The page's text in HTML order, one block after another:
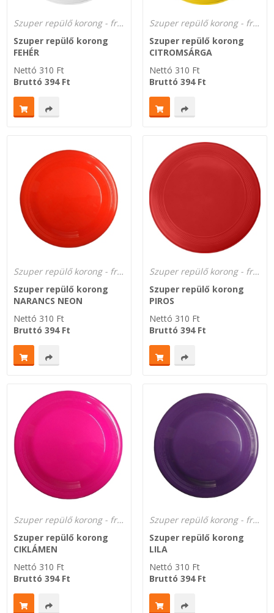
SIMÍTÓZÁRAS TASAK
SZORTÍROZÓ DOBOZ-KÉSZLET
ETETŐTÁL-TIPLI-GRANULÁTUM
TÖMLŐBILINCS
Szuper repülő korong - frizbi dobókorong a gyártótól!
Szuper repülő korong
FEHÉR
Nettó 310 Ft
Bruttó394Ft
Szuper repülő korong - frizbi dobókorong a gyártótól!
Szuper repülő korong
CITROMSÁRGA
Nettó 310 Ft
Bruttó 394Ft
Szuper repülő korong - frizbi dobókorong a gyártótól!
Szuper repülő korong
NARANCS NEON
Nettó 310 Ft
Bruttó394Ft
Szuper repülő korong - frizbi dobókorong a gyártótól!
Szuper repülő korong
PIROS
Nettó 310 Ft
Bruttó 394Ft
Szuper repülő korong - frizbi dobókorong a gyártótól!
Szuper repülő korong
CIKLÁMEN
Nettó 310 Ft
Bruttó394Ft
Szuper repülő korong - frizbi dobókorong a gyártótól!
Szuper repülő korong
LILA
Nettó 310 Ft
Bruttó 394Ft